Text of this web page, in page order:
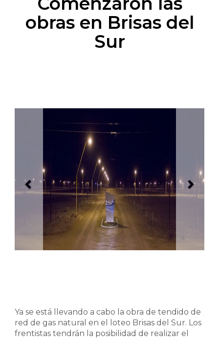
obras en Brisas del
Sur
Ya se está llevando a cabo la obra de tendido de
red de gas natural en el loteo Brisas del Sur. Los
frentistas tendrán la posibilidad de realizar el